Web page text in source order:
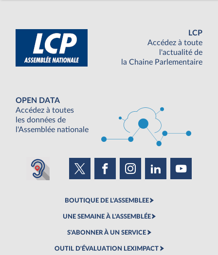
LCP
Accédez à toute
l'actualité de
la Chaine Parlementaire
OPEN DATA
Accédez à toutes
les données de
l'Assemblée nationale
BOUTIQUE DE L'ASSEMBLEE
UNE SEMAINE À L'ASSEMBLÉE
S'ABONNER À UN SERVICE
OUTIL D'ÉVALUATION LEXIMPACT